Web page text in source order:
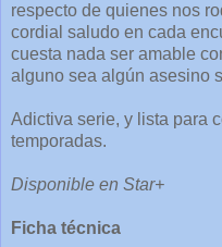
respecto de quienes nos
cordial saludo en cada
cuesta nada ser amable
alguno sea algún asesino
Adictiva serie, y lista para
temporadas.
Disponible en Star+
Ficha técnica